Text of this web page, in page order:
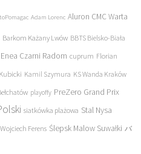
Adam Lorenc Aluron CMC Warta
Barkom Każany Lwów BBTS Bielsko-Biała
Czarni Radom cuprum Florian
Kamil Szymura KS Wanda Kraków
playoffy PreZero Grand Prix
siatkówka plażowa Stal Nysa
Wojciech Ferens Ślepsk Malow Suwałki バ